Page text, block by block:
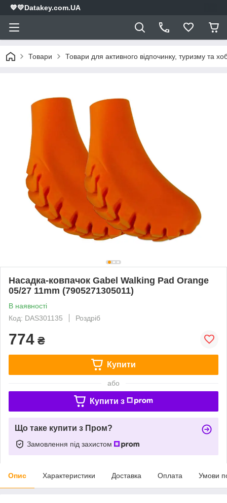
💙💛Datakey.com.UA
Товари Товари для активного відпочинку, туризму та
Насадка-ковпачок Gabel Walking Pad Orange
05/27 11mm (7905271305011)
В наявності
Код: DAS301135
Роздріб
774 ₴
Купити
або
Купити з
Що таке купити з Пром?
Замовлення під захистом
Опис Характеристики Доставка Оплата Умови